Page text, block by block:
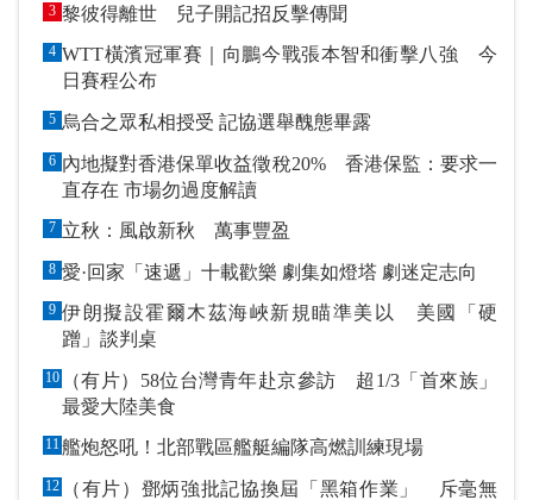
3 黎彼得離世 兒子開記招反擊傳聞
4 WTT橫濱冠軍賽｜向鵬今戰張本智和衝擊八強 今
日賽程公布
5 烏合之眾私相授受 記協選舉醜態畢露
6 內地擬對香港保單收益徵稅20% 香港保監：要求一
直存在 市場勿過度解讀
7 立秋：風啟新秋 萬事豐盈
8 愛·回家「速遞」十載歡樂 劇集如燈塔 劇迷定志向
9 伊朗擬設霍爾木茲海峽新規瞄準美以 美國「硬
蹭」談判桌
10
（有片）58位台灣青年赴京參訪 超1/3「首來族」
最愛大陸美食
11艦炮怒吼！北部戰區艦艇編隊高燃訓練現場
12
（有片）鄧炳強批記協換屆「黑箱作業」 斥毫無